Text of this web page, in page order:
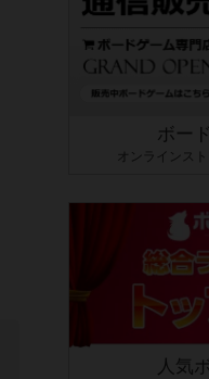
ボー
オンラインス
人気